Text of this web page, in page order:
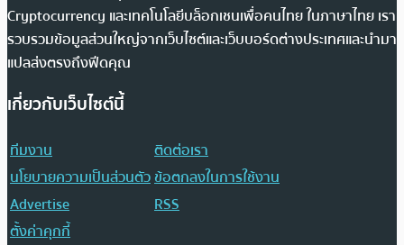
Cryptocurrency และเทคโนโลยีบล็อกเชนเพื่อคนไทย ในภาษาไทย เรา
รวบรวมข้อมูลส่วนใหญ่จากเว็บไซต์และเว็บบอร์ดต่างประเทศและนำมา
แปลส่งตรงถึงฟีดคุณ
เกี่ยวกับเว็บไซต์นี้
ทีมงาน
ติดต่อเรา
นโยบายความเป็นส่วนตัวข้อตกลงในการใช้งาน
Advertise
RSS
ตั้งค่าคุกกี้